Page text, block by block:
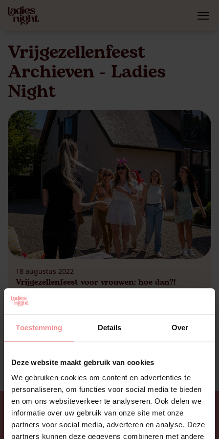
Toestemming Details Over
Deze website maakt gebruik van cookies
We gebruiken cookies om content en advertenties te
personaliseren, om functies voor social media te bieden
en om ons websiteverkeer te analyseren. Ook delen we
informatie over uw gebruik van onze site met onze
partners voor social media, adverteren en analyse. Deze
partners kunnen deze gegevens combineren met andere
Vrijgezellenfeest
Archieven - Ladies
Night
18 augustus 2022
Vrijgezellenfeest voor vrouwen: hoe dan?!
Jouw beste vriendin gaat trouwen en jij bent
verantwoordelijk voor haar vrijgezellenfeest. Het
feest dat haar eigenlijk zó erg ’tot het gaatje’ laat
gaan, dat ze echt nooit meer vrijgezel wilt zijn. Of
het feest waar ze gewoon de tijd van haar leven
het middelpunt staat. Whatever bij haar past!
Maar hoe organiseer […]